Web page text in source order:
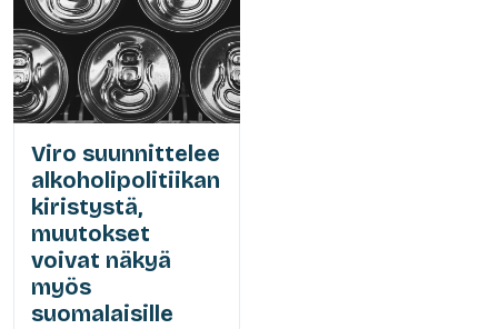
Viro suunnittelee
alkoholipolitiikan
kiristystä,
muutokset
voivat näkyä
myös
suomalaisille